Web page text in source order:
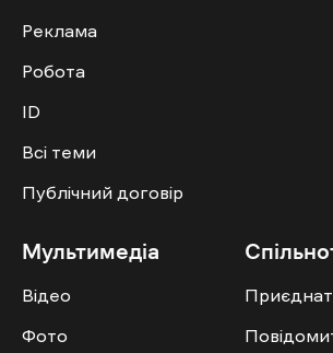
Реклама
Робота
ID
Всі теми
Публічний договір
Мультимедіа
Відео
Фото